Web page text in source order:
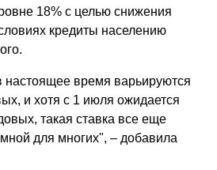
18% с целью снижения
кредиты населению
настоящее время варьируются
и хотя с 1 июля ожидается
такая ставка все еще
для многих", – добавила